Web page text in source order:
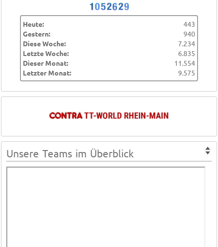
Heute:
443
Gestern:
940
Diese Woche:
7.234
Letzte Woche:
6.835
Dieser Monat:
11.554
Letzter Monat:
9.575
Unsere Teams im Überblick